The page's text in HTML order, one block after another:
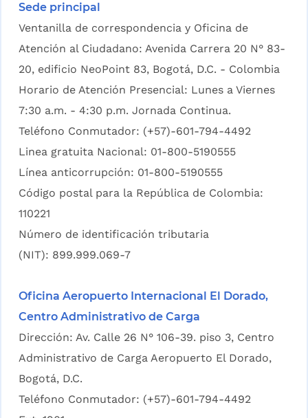
Sede principal
Ventanilla de correspondencia y Oficina de
Atención al Ciudadano: Avenida Carrera 20 N° 83-
20, edificio NeoPoint 83, Bogotá, D.C. - Colombia
Horario de Atención Presencial: Lunes a Viernes
7:30 a.m. - 4:30 p.m. Jornada Continua.
Teléfono Conmutador: (+57)-601-794-4492
Linea gratuita Nacional: 01-800-5190555
Línea anticorrupción: 01-800-5190555
Código postal para la República de Colombia:
110221
Número de identificación tributaria
(NIT): 899.999.069-7
Oficina Aeropuerto Internacional El Dorado,
Centro Administrativo de Carga
Dirección: Av. Calle 26 N° 106-39. piso 3, Centro
Administrativo de Carga Aeropuerto El Dorado,
Bogotá, D.C.
Teléfono Conmutador: (+57)-601-794-4492